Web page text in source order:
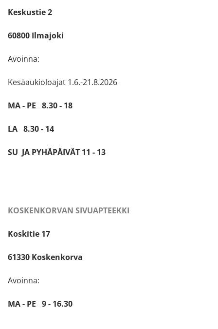
Keskustie 2
60800 Ilmajoki
Avoinna:
Kesäaukioloajat 1.6.-21.8.2026
MA - PE 8.30 - 18
LA 8.30 - 14
SU JA PYHÄPÄIVÄT 11 - 13
KOSKENKORVAN SIVUAPTEEKKI
Koskitie 17
61330 Koskenkorva
Avoinna:
MA - PE 9 - 16.30